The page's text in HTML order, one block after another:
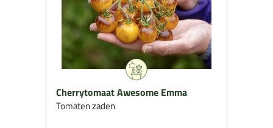
Cherrytomaat Awesome Emma
Tomaten zaden